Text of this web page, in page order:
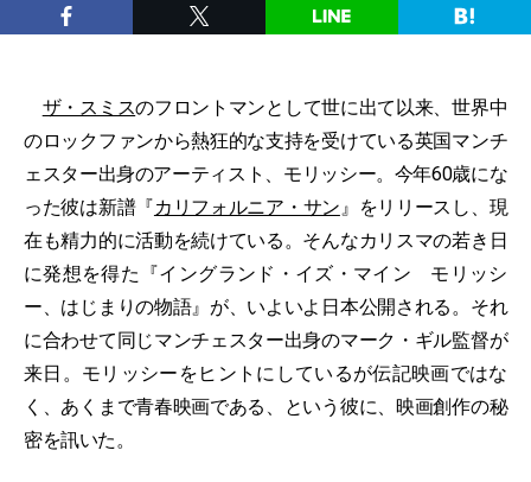
ザ・スミスのフロントマンとして世に出て以来、世界中
のロックファンから熱狂的な支持を受けている英国マンチ
ェスター出身のアーティスト、モリッシー。今年60歳にな
った彼は新譜『カリフォルニア・サン』をリリースし、現
在も精力的に活動を続けている。そんなカリスマの若き日
に発想を得た『イングランド・イズ・マイン モリッシ
ー、はじまりの物語』が、いよいよ日本公開される。それ
に合わせて同じマンチェスター出身のマーク・ギル監督が
来日。モリッシーをヒントにしているが伝記映画ではな
く、あくまで青春映画である、という彼に、映画創作の秘
密を訊いた。